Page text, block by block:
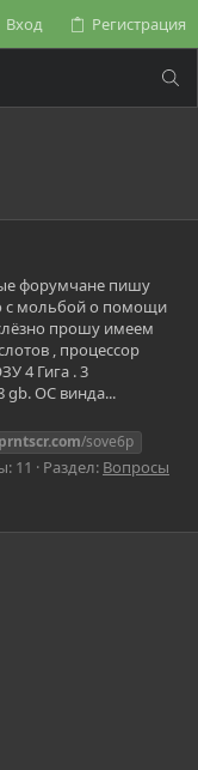
Вход Регистрация
форумчане пишу
с мольбой о помощи
прошу имеем
, процессор
4 Гига . 3
gb. ОС винда...
prntscr.com/sove6p
11 Раздел: Вопросы